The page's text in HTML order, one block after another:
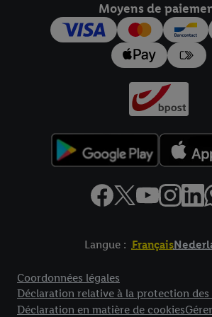
Moyens de
Langue : Français
Coordonnées légales
Déclaration relative à la protection des
Déclaration en matière de cookies
pour l’avenir dans notredéclaration relative
données
Vous trouverez les impressions ici.